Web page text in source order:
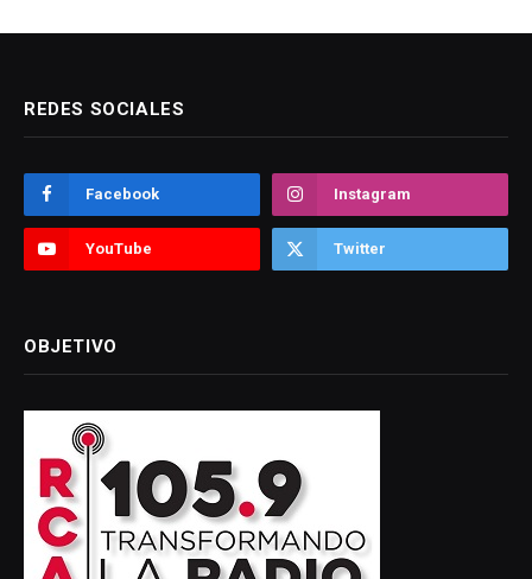
REDES SOCIALES
Facebook Instagram
YouTube Twitter
OBJETIVO